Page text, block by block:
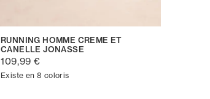
RUNNING HOMME CREME ET
CANELLE JONASSE
109,99 €
Existe en 8 coloris